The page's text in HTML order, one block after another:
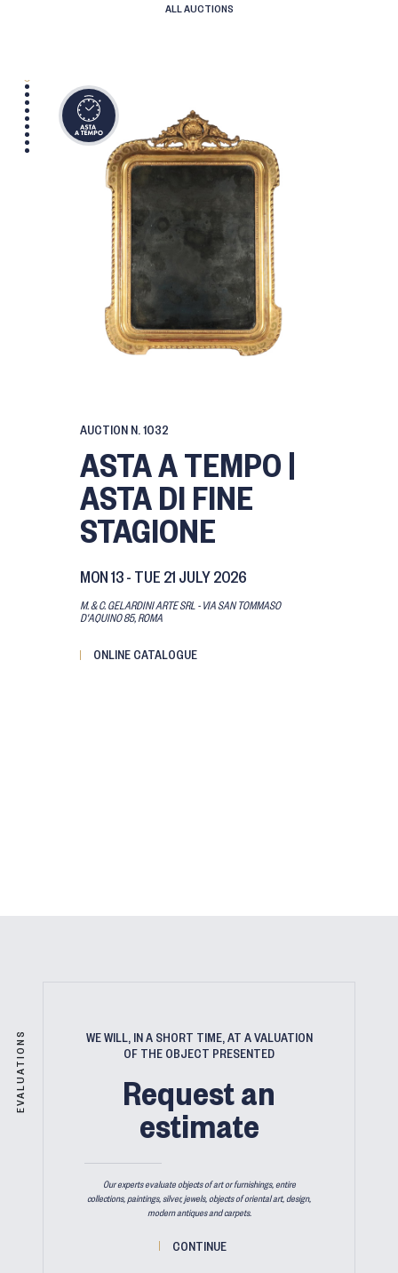
ALL AUCTIONS
AUCTION N. 1032
ASTA A TEMPO |
ASTA DI FINE
STAGIONE
MON13 - TUE 21 JULY 2026
M. & C. GELARDINI ARTE SRL - VIA SAN TOMMASO
D'AQUINO 85, ROMA
ONLINE CATALOGUE
EVALUATIONS
WE WILL, IN A SHORT TIME, AT A VALUATION
OF THE OBJECT PRESENTED
Request an
estimate
Our experts evaluate objects of art or furnishings, entire
collections, paintings, silver, jewels, objects of oriental art, design,
modern antiques and carpets.
CONTINUE